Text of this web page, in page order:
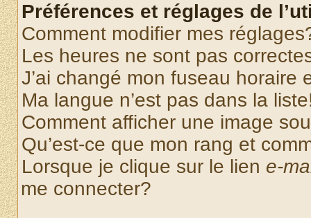
Préférences et réglages de
Comment modifier mes
Les heures ne sont pas
J’ai changé mon fuseau horaire
Ma langue n’est pas dans la
Comment afficher une image
Qu’est-ce que mon rang et
Lorsque je clique sur le lien e-
me connecter?